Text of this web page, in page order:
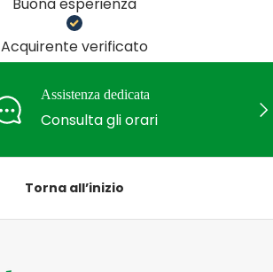
Acquirente verificato
Assistenza dedicata
Consulta gli orari
Torna all’inizio